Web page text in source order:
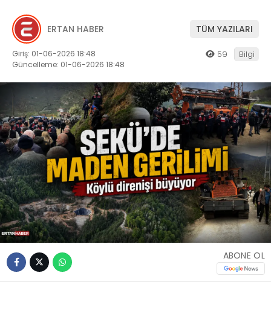
ERTAN HABER TÜM YAZILARI
Giriş: 01-06-2026 18:48
Güncelleme: 01-06-2026 18:48
59 Bilgi
ABONE OL